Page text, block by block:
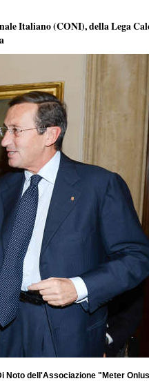
Italiano (CONI), della Lega
Noto dell'Associazione "Meter